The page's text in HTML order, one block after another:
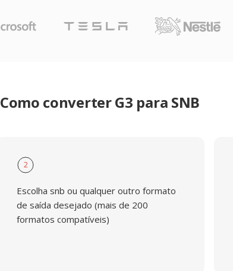
Como converter G3 para SNB
2
Escolha snb ou qualquer outro formato
de saída desejado (mais de 200
formatos compatíveis)